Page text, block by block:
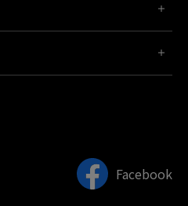
Facebook